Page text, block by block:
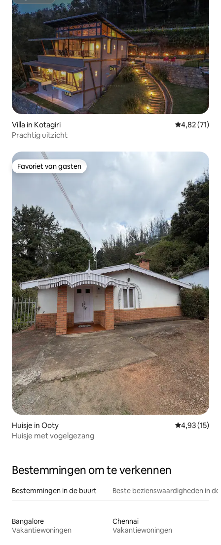
Villa in Kotagiri Gemiddelde
4,82 (71)
Prachtig uitzicht
Favoriet van gasten
Favoriet van gasten
Huisje in Ooty Gemiddelde
4,93 (15)
Huisje met vogelgezang
Bestemmingen om te verkennen
Bestemmingen in de buurt Beste bezienswaardigheden in
Bangalore
Vakantiewoningen
Chennai
Vakantiewoningen